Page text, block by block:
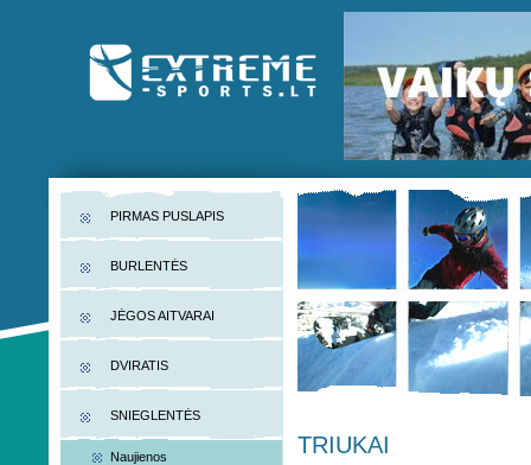
EXTREME-SPORTS.LT
TRIUKAI
PIRMAS PUSLAPIS
BURLENTĖS
JĖGOS AITVARAI
DVIRATIS
SNIEGLENTĖS
Naujienos